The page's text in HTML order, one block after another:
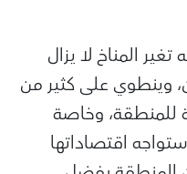
تغير المناخ لا يزال
وينطوي على كثير من
للمنطقة، وخاصة
اقتصاداتها